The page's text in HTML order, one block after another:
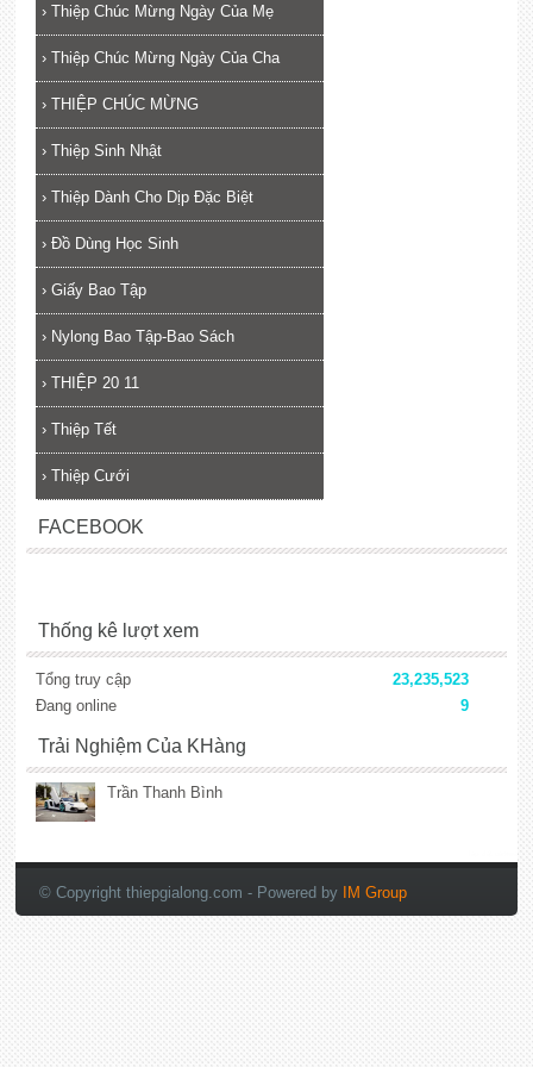
› Thiệp Chúc Mừng Ngày Của Mẹ
› Thiệp Chúc Mừng Ngày Của Cha
› THIỆP CHÚC MỪNG
› Thiệp Sinh Nhật
› Thiệp Dành Cho Dịp Đặc Biệt
› Đồ Dùng Học Sinh
› Giấy Bao Tập
› Nylong Bao Tập-Bao Sách
› THIỆP 20 11
› Thiệp Tết
› Thiệp Cưới
FACEBOOK
Thống kê lượt xem
Tổng truy cập
23,235,523
Đang online
9
Trải Nghiệm Của KHàng
Trần Thanh Bình
© Copyright thiepgialong.com - Powered by IM Group